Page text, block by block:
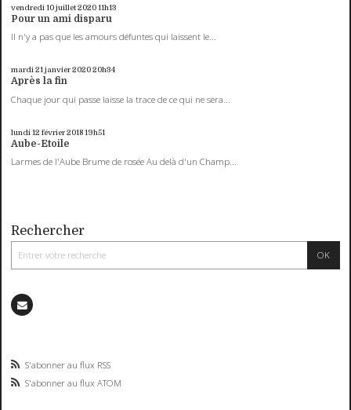
vendredi 10juillet 202011h13
Pour un ami disparu
Il n'y a pas que les amours défuntes qui laissent le...
mardi 21janvier 202020h34
Après la fin
Chaque jour qui passe laisse la trace de ce qui ne sera...
lundi 12 février 201819h51
Aube-Etoile
Larmes de l'Aube Brume de rosée Au delà d'un Champ...
Rechercher
S'abonner au flux RSS
S'abonner au flux ATOM